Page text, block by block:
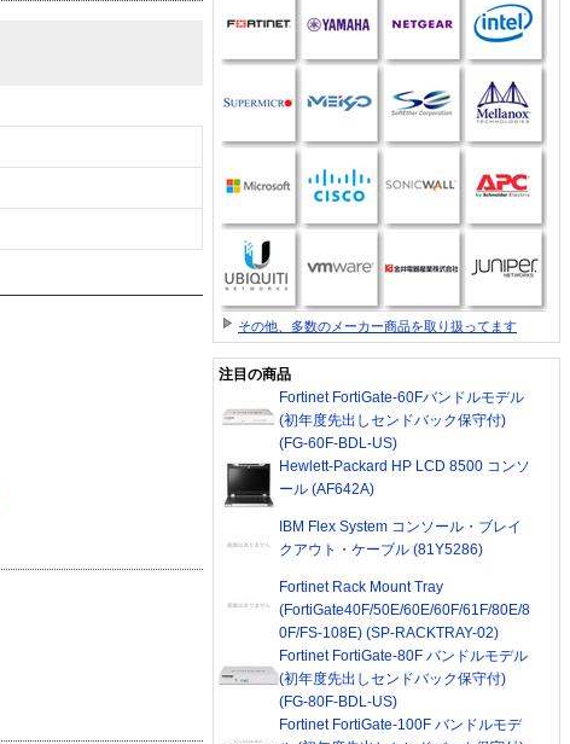
その他、多数のメーカー商品を取り扱ってます
注目の商品
Fortinet FortiGate-60Fバンドルモデル
(初年度先出しセンドバック保守付)
(FG-60F-BDL-US)
Hewlett-Packard HP LCD 8500 コンソ
ール (AF642A)
IBM Flex System コンソール・ブレイ
クアウト・ケーブル (81Y5286)
Fortinet Rack Mount Tray
(FortiGate40F/50E/60E/60F/61F/80E/8
0F/FS-108E) (SP-RACKTRAY-02)
Fortinet FortiGate-80F バンドルモデル
(初年度先出しセンドバック保守付)
(FG-80F-BDL-US)
Fortinet FortiGate-100F バンドルモデ